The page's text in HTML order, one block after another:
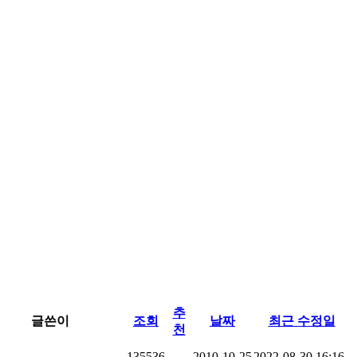
글쓴이 조회
추
천
날짜 최근 수정일